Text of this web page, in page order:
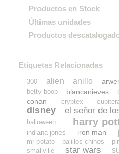
Productos en Stock
Últimas unidades
Productos
Etiquetas Relacionadas
300 alien anillo
betty boop blancanieves
conan cryptex
disney el señor de
halloween harry
indiana jones
iron man
mr potato palillos chinos
smallville
star wars